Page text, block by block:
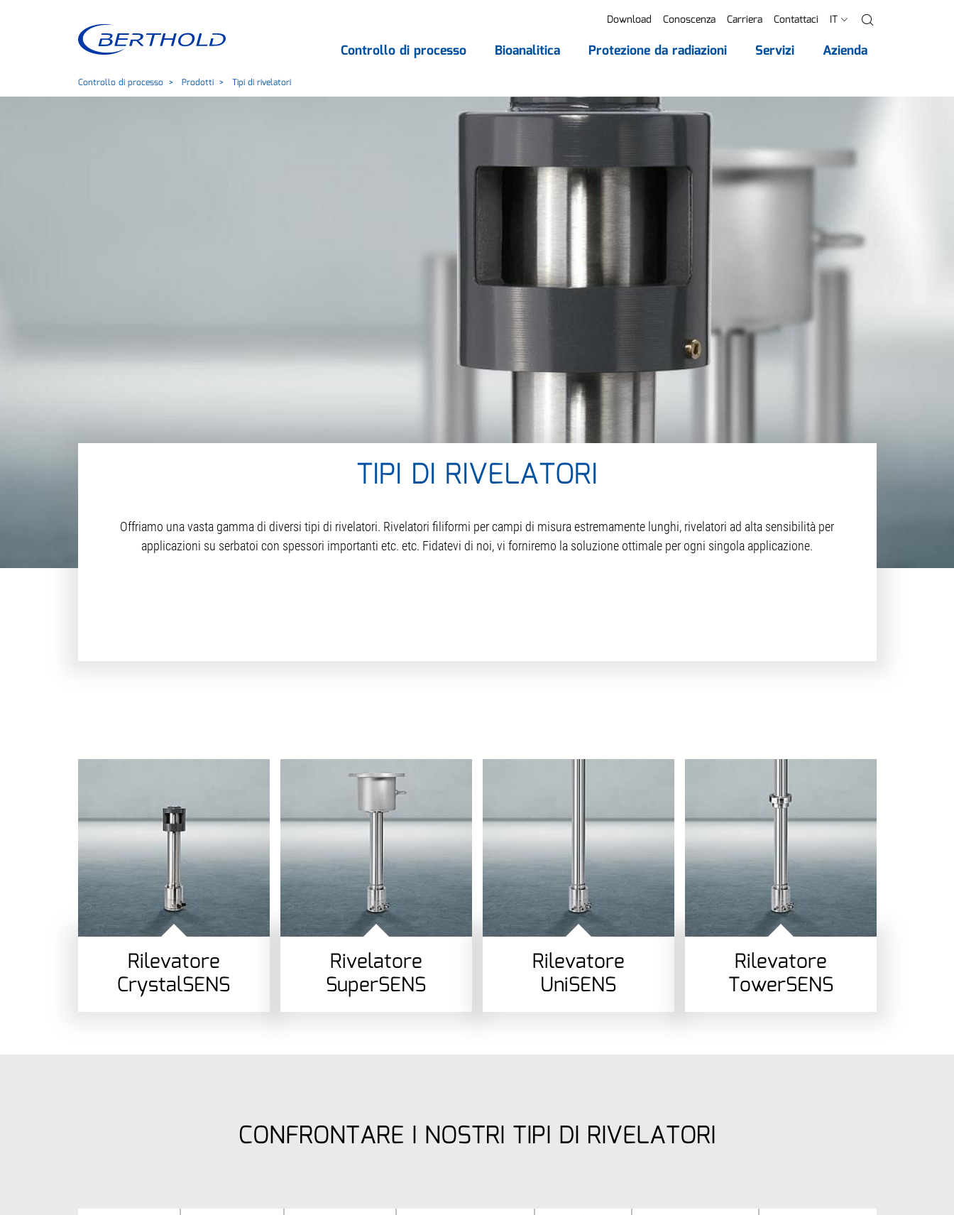
Download Conoscenza Carriera Contattaci IT
Controllo di processo Bioanalitica Protezione da radiazioni Servizi Azienda
Controllo di processo Prodotti Tipi di rivelatori
TIPI DI RIVELATORI
Offriamo una vasta gamma di diversi tipi di rivelatori. Rivelatori filiformi per campi di misura estremamente lunghi, rivelatori ad alta sensibilità per
applicazioni su serbatoi con spessori importanti etc. etc. Fidatevi di noi, vi forniremo la soluzione ottimale per ogni singola applicazione.
Rilevatore
CrystalSENS
Rivelatore
SuperSENS
Rilevatore
UniSENS
Rilevatore
TowerSENS
CONFRONTARE I NOSTRI TIPI DI RIVELATORI